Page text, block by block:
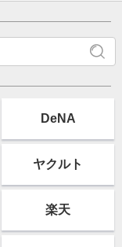
DeNA
ヤクルト
楽天